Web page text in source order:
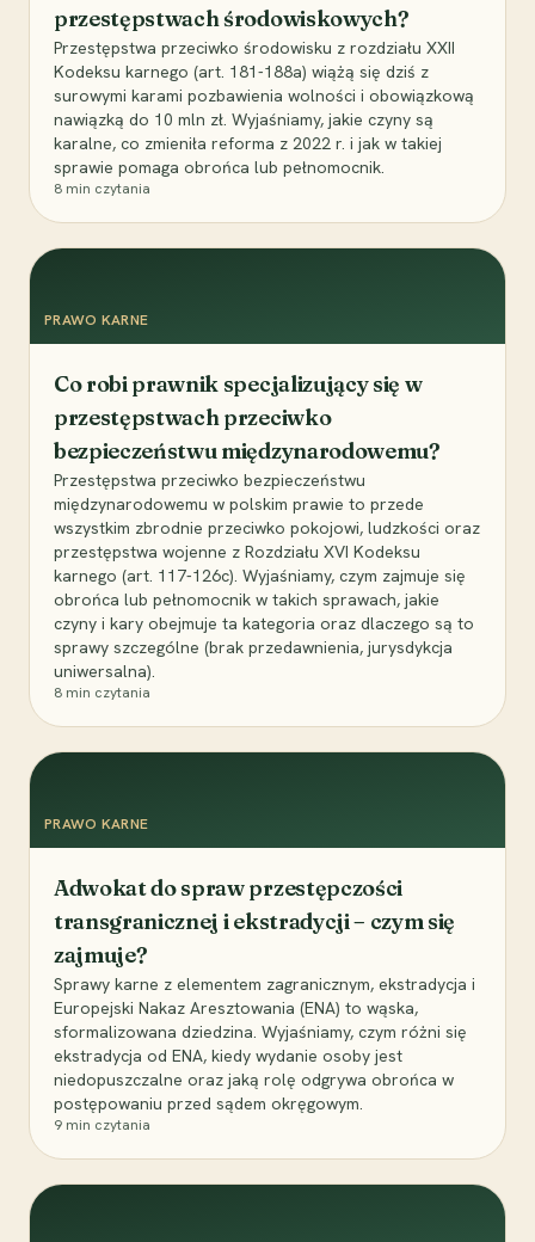
przestępstwach środowiskowych?
Przestępstwa przeciwko środowisku z rozdziału XXII
Kodeksu karnego (art. 181-188a) wiążą się dziś z
surowymi karami pozbawienia wolności i obowiązkową
nawiązką do 10 mln zł. Wyjaśniamy, jakie czyny są
karalne, co zmieniła reforma z 2022 r. i jak w takiej
sprawie pomaga obrońca lub pełnomocnik.
8 min czytania
PRAWO KARNE
Co robi prawnik specjalizujący się w
przestępstwach przeciwko
bezpieczeństwu międzynarodowemu?
Przestępstwa przeciwko bezpieczeństwu
międzynarodowemu w polskim prawie to przede
wszystkim zbrodnie przeciwko pokojowi, ludzkości oraz
przestępstwa wojenne z Rozdziału XVI Kodeksu
karnego (art. 117-126c). Wyjaśniamy, czym zajmuje się
obrońca lub pełnomocnik w takich sprawach, jakie
czyny i kary obejmuje ta kategoria oraz dlaczego są to
sprawy szczególne (brak przedawnienia, jurysdykcja
uniwersalna).
8 min czytania
PRAWO KARNE
Adwokat do spraw przestępczości
transgranicznej i ekstradycji – czym się
zajmuje?
Sprawy karne z elementem zagranicznym, ekstradycja i
Europejski Nakaz Aresztowania (ENA) to wąska,
sformalizowana dziedzina. Wyjaśniamy, czym różni się
ekstradycja od ENA, kiedy wydanie osoby jest
niedopuszczalne oraz jaką rolę odgrywa obrońca w
postępowaniu przed sądem okręgowym.
9 min czytania